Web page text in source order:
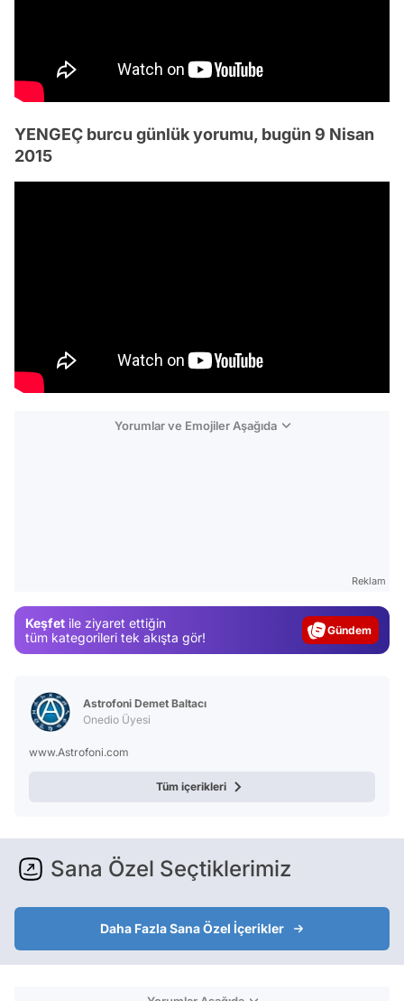
YENGEÇ burcu günlük yorumu, bugün 9 Nisan
2015
Yorumlar ve Emojiler Aşağıda
Reklam
Keşfet ile ziyaret ettiğin
tüm kategorileri tek akışta gör!
Gündem
Astrofoni Demet Baltacı
Onedio Üyesi
www.Astrofoni.com
Tüm içerikleri
Sana Özel Seçtiklerimiz
Daha Fazla Sana Özel İçerikler